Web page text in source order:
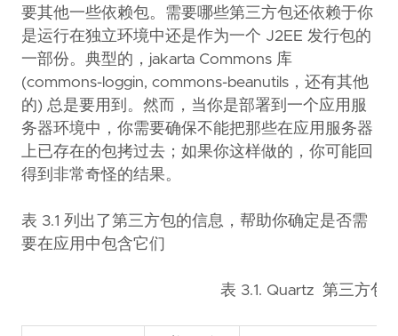
要其他一些依赖包。需要哪些第三方包还依赖于你
是运行在独立环境中还是作为一个 J2EE 发行包的
一部份。典型的，jakarta Commons 库
(commons-loggin, commons-beanutils，还有其他
的) 总是要用到。然而，当你是部署到一个应用服
务器环境中，你需要确保不能把那些在应用服务器
上已存在的包拷过去；如果你这样做的，你可能回
得到非常奇怪的结果。
表 3.1 列出了第三方包的信息，帮助你确定是否需
要在应用中包含它们
表 3.1. Quartz 第三方包